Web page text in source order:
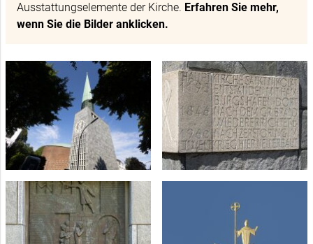
Ausstattungselemente der Kirche. Erfahren Sie mehr,
wenn Sie die Bilder anklicken.